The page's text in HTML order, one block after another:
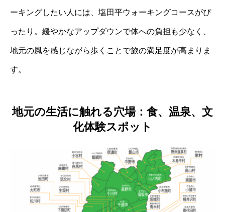
ーキングしたい人には、塩田平ウォーキングコースがぴ
ったり。緩やかなアップダウンで体への負担も少なく、
地元の風を感じながら歩くことで旅の満足度が高まりま
す。
地元の生活に触れる穴場：食、温泉、文
化体験スポット